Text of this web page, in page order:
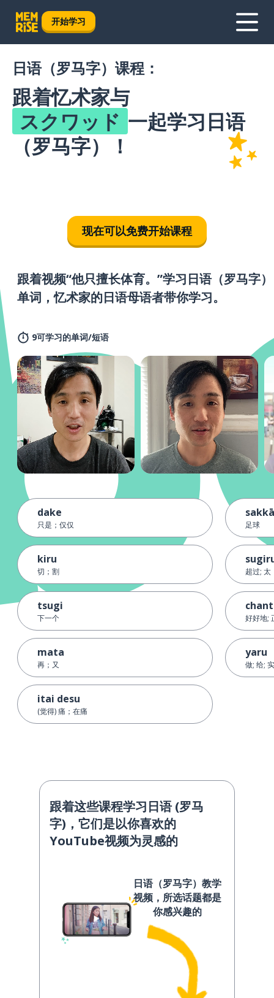
开始学习
日语（罗马字）课程：
跟着忆术家与
スクワッド 一起学习日语
（罗马字）！
现在可以免费开始课程
跟着视频“他只擅长体育。”学习日语（罗马字）
单词，忆术家的日语母语者带你学习。
9可学习的单词/短语
dake
只是；仅仅
kiru
切；割
tsugi
下一个
mata
再；又
itai desu
(觉得) 痛；在痛
sakkā
足球
超过; 太
好好地;
yaru
做; 给;
跟着这些课程学习日语 (罗马
字)，它们是以你喜欢的
YouTube视频为灵感的
日语（罗马字）教学
视频，所选话题都是
你感兴趣的